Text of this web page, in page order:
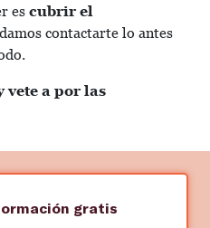
es cubrir el
contactarte lo antes
vete a por las
gratis